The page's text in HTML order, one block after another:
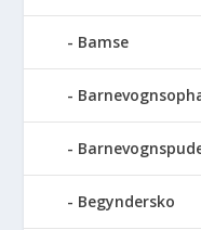
Bamse
Begyndersko